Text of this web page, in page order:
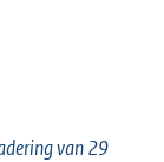
van 29